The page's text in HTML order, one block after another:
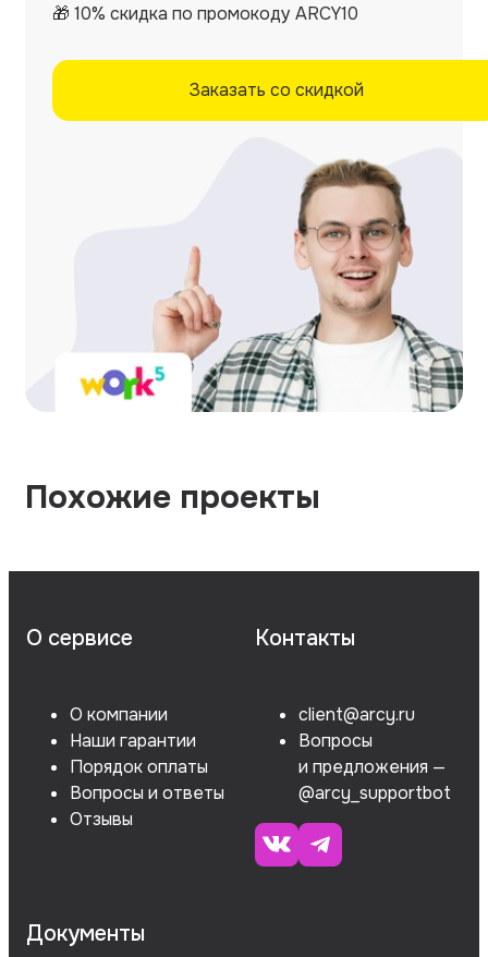
🎁 10% скидка по промокоду ARCY10
Заказать со скидкой
Похожие проекты
О сервисе
О компании
Наши гарантии
Порядок оплаты
Вопросы и ответы
Отзывы
Контакты
client@arcy.ru
Вопросы
и предложения —
@arcy_supportbot
Документы